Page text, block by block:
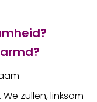
zullen, linksom